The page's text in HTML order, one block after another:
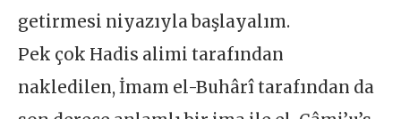
getirmesi niyazıyla başlayalım.
Pek çok Hadis alimi tarafından
nakledilen, İmam el-Buhârî tarafından da